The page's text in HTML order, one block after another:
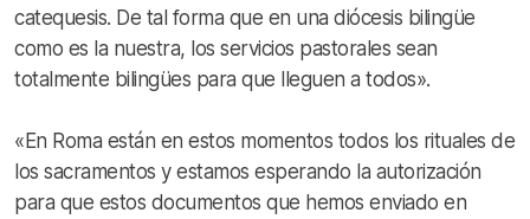
catequesis. De tal forma que en una diócesis bilingüe
como es la nuestra, los servicios pastorales sean
totalmente bilingües para que lleguen a todos».
«En Roma están en estos momentos todos los rituales de
los sacramentos y estamos esperando la autorización
para que estos documentos que hemos enviado en